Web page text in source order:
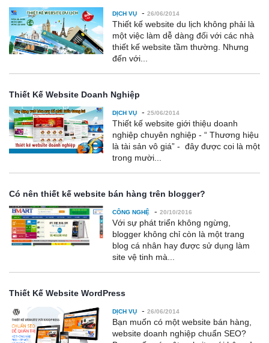
DỊCH VỤ - 26/06/2014
Thiết kế website du lịch không phải là
một việc làm dễ dàng đối với các nhà
thiết kế website tầm thường. Nhưng
đến với...
Thiết Kế Website Doanh Nghiệp
DỊCH VỤ - 25/06/2014
Thiết kế website giới thiệu doanh
nghiệp chuyên nghiệp - “ Thương hiệu
là tài sản vô giá” - đây được coi là một
trong mười...
Có nên thiết kế website bán hàng trên blogger?
CÔNG NGHỆ - 20/10/2016
Với sự phát triển không ngừng,
blogger không chỉ còn là một trang
blog cá nhân hay được sử dụng làm
site vệ tinh mà...
Thiết Kế Website WordPress
DỊCH VỤ - 26/06/2014
Bạn muốn có một website bán hàng,
website doanh nghiệp chuẩn SEO?